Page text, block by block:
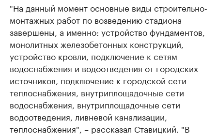
"На данный момент основные виды строительно-
монтажных работ по возведению стадиона
завершены, а именно: устройство фундаментов,
монолитных железобетонных конструкций,
устройство кровли, подключение к сетям
водоснабжения и водоотведения от городских
источников, подключение к городской сети
теплоснабжения, внутриплощадочные сети
водоснабжения, внутриплощадочные сети
водоотведения, ливневой канализации,
теплоснабжения", – рассказал Ставицкий. "В